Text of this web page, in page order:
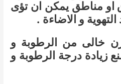
او مناطق يمكن ان تؤى
و الاضاءة .
خالى من الرطوبة و
زيادة درجة الرطوبة و